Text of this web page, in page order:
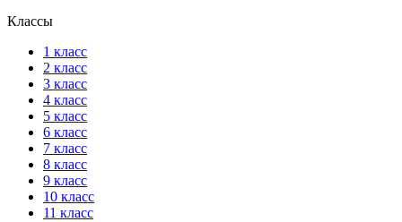
Классы
1 класс
2 класс
3 класс
4 класс
5 класс
6 класс
7 класс
8 класс
9 класс
10 класс
11 класс